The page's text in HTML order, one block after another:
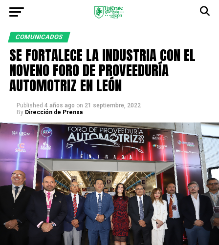
COMUNICADOS
SE FORTALECE LA INDUSTRIA CON EL
NOVENO FORO DE PROVEEDURÍA
AUTOMOTRIZ EN LEÓN
Published 4 años ago on 21 septiembre, 2022
By Dirección de Prensa